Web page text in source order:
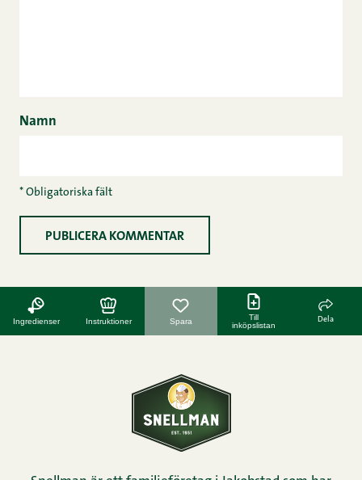
Namn
* Obligatoriska fält
Ingredienser Instruktioner Spara
Till
inköpslistan
Dela